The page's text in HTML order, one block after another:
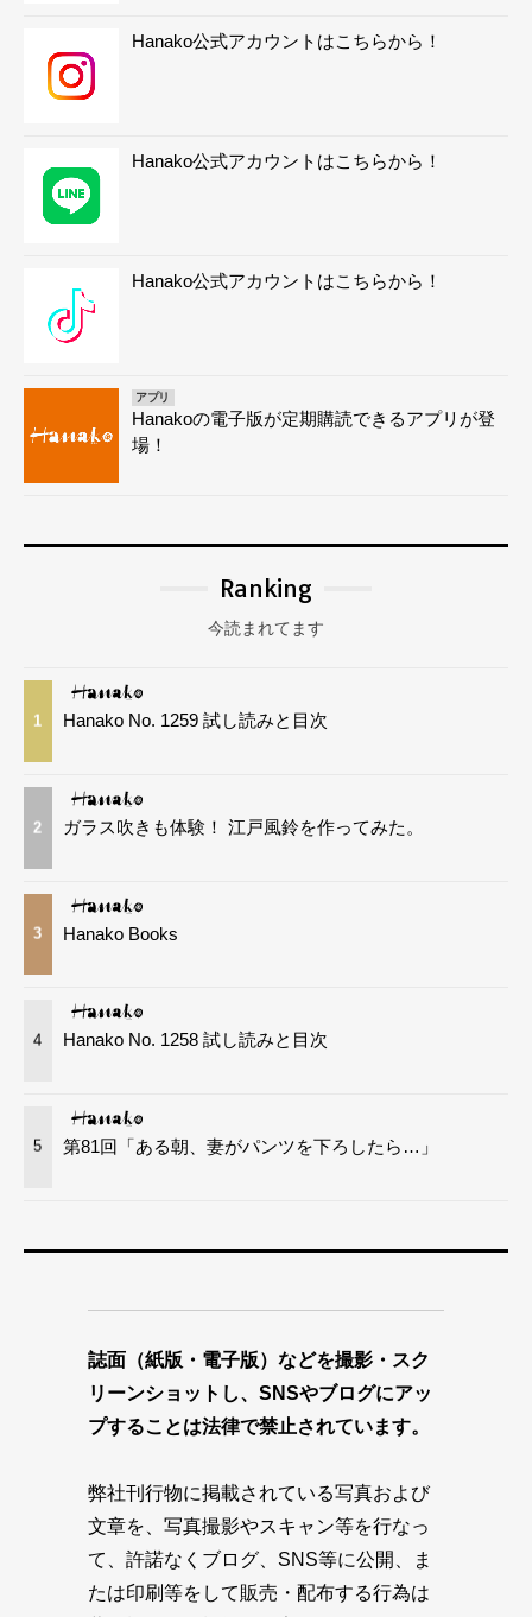
Hanako公式アカウントはこちらから！
Hanako公式アカウントはこちらから！
Hanako公式アカウントはこちらから！
アプリ
Hanakoの電子版が定期購読できるアプリが登
場！
Ranking
今読まれてます
1 Hanako No. 1259 試し読みと目次
2 ガラス吹きも体験！ 江戸風鈴を作ってみた。
3 Hanako Books
4 Hanako No. 1258 試し読みと目次
5 第81回「ある朝、妻がパンツを下ろしたら…」
誌面（紙版・電子版）などを撮影・スク
リーンショットし、SNSやブログにアッ
プすることは法律で禁止されています。
弊社刊行物に掲載されている写真および
文章を、写真撮影やスキャン等を行なっ
て、許諾なくブログ、SNS等に公開、ま
たは印刷等をして販売・配布する行為は